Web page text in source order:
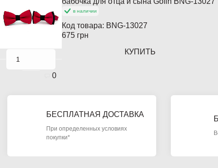
0
в наличии
Код товара: BNG-13027
675 грн
КУПИТЬ
БЕСПЛАТНАЯ ДОСТАВКА
При определенных условиях
покупки*